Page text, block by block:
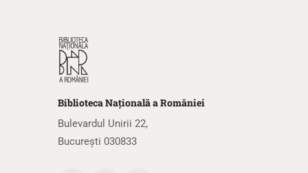
BibliotecaNaționalăa României
Bulevardul Unirii 22,
București 030833